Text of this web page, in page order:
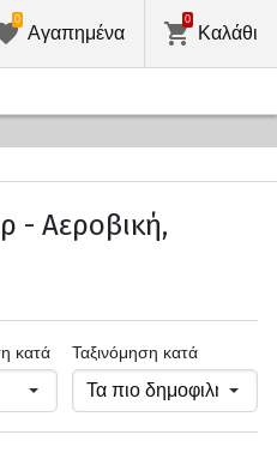
Αγαπημένα
0
Καλάθι
0
- Αεροβική,
κατά Ταξινόμηση κατά